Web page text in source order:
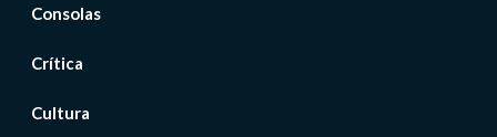
Consolas
Crítica
Cultura